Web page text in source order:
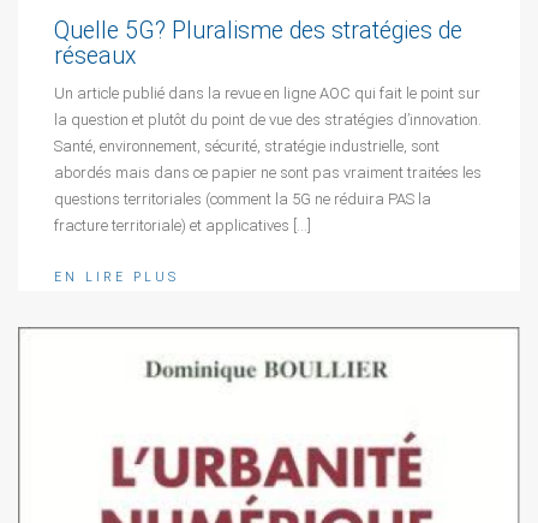
Quelle 5G? Pluralisme des stratégies de
réseaux
Un article publié dans la revue en ligne AOC qui fait le point sur
la question et plutôt du point de vue des stratégies d’innovation.
Santé, environnement, sécurité, stratégie industrielle, sont
abordés mais dans ce papier ne sont pas vraiment traitées les
questions territoriales (comment la 5G ne réduira PAS la
fracture territoriale) et applicatives […]
EN LIRE PLUS